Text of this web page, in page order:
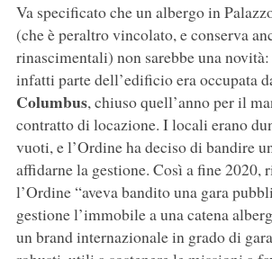
Va specificato che un albergo in
(che è peraltro vincolato, e conserva
rinascimentali) non sarebbe una
infatti parte dell’edificio era occupata
Columbus, chiuso quell’anno per il
contratto di locazione. I locali erano
vuoti, e l’Ordine ha deciso di bandire
affidarne la gestione. Così a fine 2020,
l’Ordine “aveva bandito una gara
gestione l’immobile a una catena
un brand internazionale in grado di